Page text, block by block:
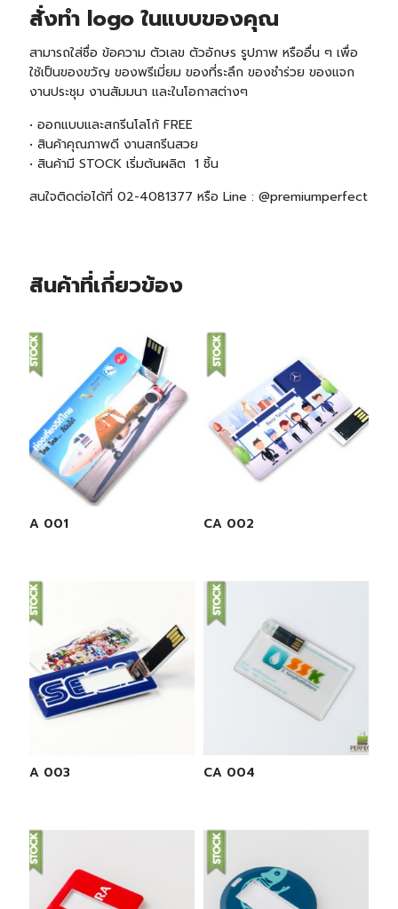
สั่งทำ logo ในแบบของคุณ
สามารถใส่ชื่อ ข้อความ ตัวเลข ตัวอักษร รูปภาพ หรืออื่น ๆ เพื่อ
ใช้เป็นของขวัญ ของพรีเมี่ยม ของที่ระลึก ของชำร่วย ของแจก
งานประชุม งานสัมมนา และในโอกาสต่างๆ
• ออกแบบและสกรีนโลโก้ FREE
• สินค้าคุณภาพดี งานสกรีนสวย
• สินค้ามีSTOCK เริ่มต้นผลิต 1 ชิ้น
สนใจติดต่อได้ที่ 02-4081377 หรือ Line : @premiumperfect
สินค้าที่เกี่ยวข้อง
CA 001 CA 002
CA 003 CA 004